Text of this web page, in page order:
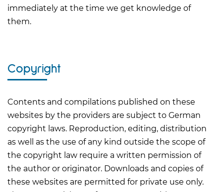
immediately at the time we get knowledge of
them.
Copyright
Contents and compilations published on these
websites by the providers are subject to German
copyright laws. Reproduction, editing, distribution
as well as the use of any kind outside the scope of
the copyright law require a written permission of
the author or originator. Downloads and copies of
these websites are permitted for private use only.